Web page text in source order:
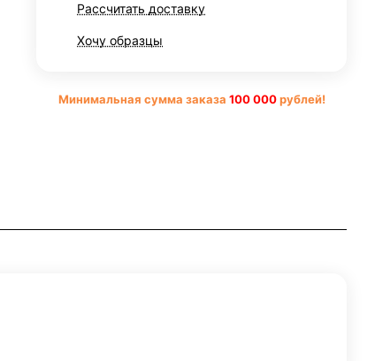
Рассчитать доставку
Хочу образцы
Минимальная сумма заказа 100 000рублей!